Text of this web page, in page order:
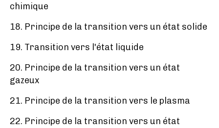
chimique
18. Principe de la transition vers un état solide
19. Transition vers l'état liquide
20. Principe de la transition vers un état
gazeux
21. Principe de la transition vers le plasma
22. Principe de la transition vers un état